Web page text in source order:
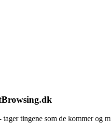
tingene som de kommer og